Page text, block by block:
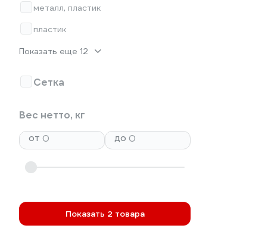
металл, пластик
пластик
Показать еще 12
Сетка
Вес нетто, кг
от
до
Показать 2 товара